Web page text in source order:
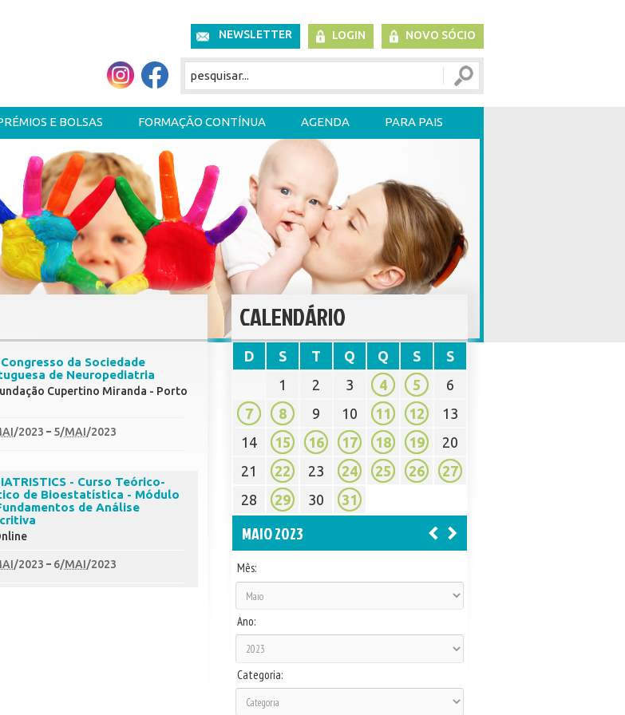
NEWSLETTER LOGIN NOVO SÓCIO
E BOLSAS FORMAÇÃO CONTÍNUA AGENDA PARA PAIS
da Sociedade
de Neuropediatria
Cupertino Miranda - Porto
/2023 5/MAI/2023
- Curso Teórico-
de Bioestatística - Módulo
de Análise
/2023 6/MAI/2023
CALENDÁRIO
D S T Q Q S
S
1
2 3 4 5
6
7
8 9 10 11 12
13
14
15 16 17 18 19
20
21
22 23 24 25 26
27
28
29 30 31
MAIO 2023
Mês:
Ano:
Categoria: